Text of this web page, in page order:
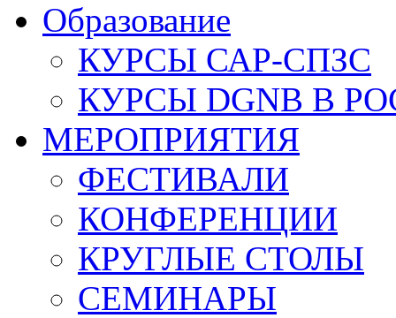
Образование
КУРСЫ САР-СПЗС
КУРСЫ DGNB В
МЕРОПРИЯТИЯ
ФЕСТИВАЛИ
КОНФЕРЕНЦИИ
КРУГЛЫЕ СТОЛЫ
СЕМИНАРЫ